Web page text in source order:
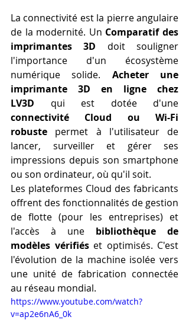
La connectivité est la pierre angulaire
de la modernité. Un Comparatif des
imprimantes 3D doit souligner
l'importance d'un écosystème
numérique solide. Acheter une
imprimante 3D en ligne chez
LV3D
connectivité Cloud ou Wi-Fi
robuste permet à l'utilisateur de
lancer, surveiller et gérer ses
impressions depuis son smartphone
ou son ordinateur, où qu'il soit.
Les plateformes Cloud des fabricants
offrent des fonctionnalités de gestion
de flotte (pour les entreprises) et
l'accès à une bibliothèque de
modèles vérifiés et optimisés. C'est
l'évolution de la machine isolée vers
une unité de fabrication connectée
au réseau mondial.
https://www.youtube.com/watch?
v=ap2e6nA6_0k